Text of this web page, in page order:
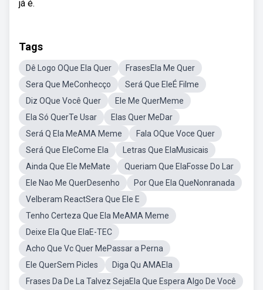
já é.
Tags
Dê Logo OQue Ela Quer
FrasesEla Me Quer
Sera Que MeConhecço
Será Que EleÉ Filme
Diz OQue Você Quer
Ele Me QuerMeme
Ela Só QuerTe Usar
Elas Quer MeDar
Será Q Ela MeAMA Meme
Fala OQue Voce Quer
Será Que EleCome Ela
Letras Que ElaMusicais
Ainda Que Ele MeMate
Queriam Que ElaFosse Do Lar
Ele Nao Me QuerDesenho
Por Que Ela QueNonranada
Velberam ReactSera Que Ele E
Tenho Certeza Que Ela MeAMA Meme
Deixe Ela Que ElaE-TEC
Acho Que Vc Quer MePassar a Perna
Ele QuerSem Picles
Diga Qu AMAEla
Frases Da De La Talvez SejaEla Que Espera Algo De Você